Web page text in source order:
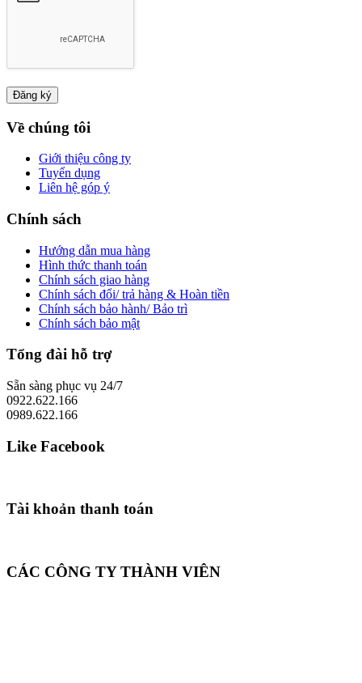
Về chúng tôi
Giới thiệu công ty
Tuyển dụng
Liên hệ góp ý
Chính sách
Hướng dẫn mua hàng
Hình thức thanh toán
Chính sách giao hàng
Chính sách đổi/ trả hàng & Hoàn tiền
Chính sách bảo hành/ Bảo trì
Chính sách bảo mật
Tổng đài hỗ trợ
Sẵn sàng phục vụ 24/7
0922.622.166
0989.622.166
Like Facebook
Tài khoản thanh toán
CÁC CÔNG TY THÀNH VIÊN